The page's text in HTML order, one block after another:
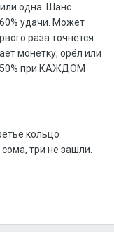
одна. Шанс
60% удачи. Может
раза точнется.
монетку, орёл или
50% при КАЖДОМ
кольцо
три не зашли.